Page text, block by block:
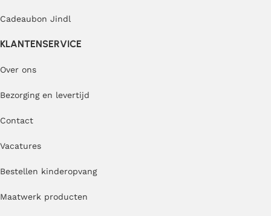
Cadeaubon Jindl
KLANTENSERVICE
Over ons
Bezorging en levertijd
Contact
Vacatures
Bestellen kinderopvang
Maatwerk producten